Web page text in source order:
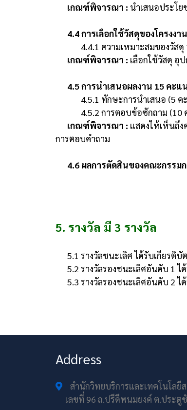
เกณฑ์พิจารณา : นำเสนอประโ
4.4 การเลือกใช้วัสดุของโครงง
4.4.1 ความเหมาะสมของวัส
เกณฑ์พิจารณา : เลือกใช้วัสดุ อุ
4.5 การนำเสนอผลงาน 15 คะแ
4.5.1 ทักษะการนำเสนอ (5
4.5.2 การตอบข้อซักถาม (10
เกณฑ์พิจารณา : แสดงให้เห็นถึ
การตอบคำถาม
4.6 ผลการตัดสินของคณะกรรม
5. รางวัล มี 3 รางวัล
5.1 รางวัลชนะเลิศ ได้รับเกียรติบั
5.2 รางวัลรองชนะเลิศอันดับ 1 ไ
5.3 รางวัลรองชนะเลิศอันดับ 2 ไ
Address
สำนักวิทยบริการและเทคโนโล
เลขที่ 96 ถ.ปรีดีพนมยงค์ ต.ประตู